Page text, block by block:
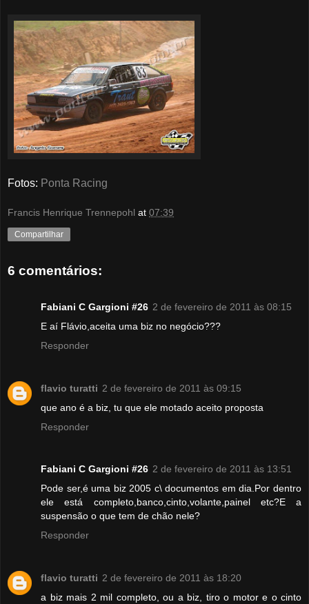
Fotos: Ponta Racing
Francis Henrique Trennepohl at 07:39
Compartilhar
6 comentários:
Fabiani C Gargioni #26 2 de fevereiro de 2011 às 08:15
E aí Flávio,aceita uma biz no negócio???
Responder
flavio turatti 2 de fevereiro de 2011 às 09:15
que ano é a biz, tu que ele motado aceito proposta
Responder
Fabiani C Gargioni #26 2 de fevereiro de 2011 às 13:51
Pode ser,é uma biz 2005 c\ documentos em dia.Por dentro
ele está completo,banco,cinto,volante,painel etc?E a
suspensão o que tem de chão nele?
Responder
flavio turatti 2 de fevereiro de 2011 às 18:20
a biz mais 2 mil completo, ou a biz, tiro o motor e o cinto